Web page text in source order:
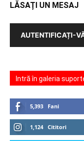
LĂSAȚI UN MESAJ
AUTENTIFICAȚI-
Intră în galeria
5,393 Fani
1,124 Cititori